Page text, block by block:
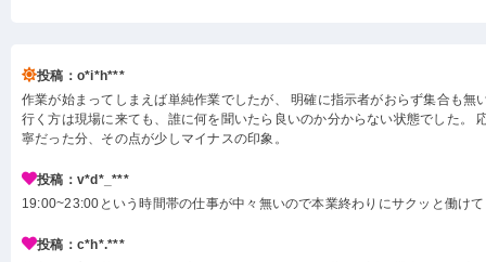
投稿：o*i*h***
作業が始まってしまえば単純作業でしたが、 明確に指示者がおらず集合も無
行く方は現場に来ても、誰に何を聞いたら良いのか分からない状態でした。
寧だった分、その点が少しマイナスの印象。
投稿：v*d*_***
19:00~23:00という時間帯の仕事が中々無いので本業終わりにサクッと働け
投稿：c*h*.***